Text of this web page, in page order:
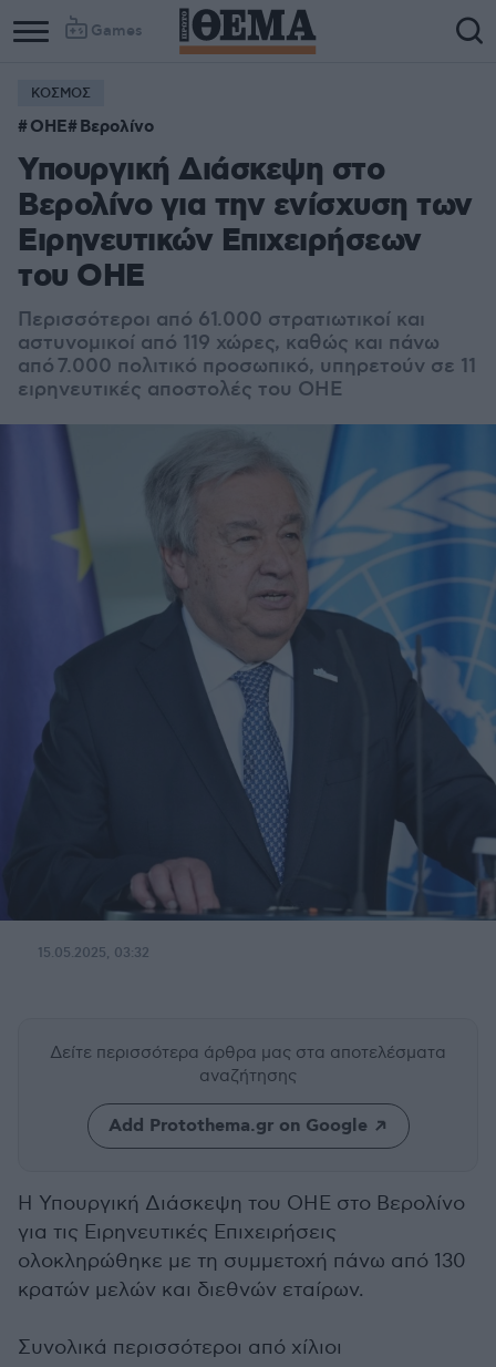
Games
Column
1
Column
2
ΚΟΣΜΟΣ
ΟΗΕ Βερολίνο
Υπουργική Διάσκεψη στο
Βερολίνο για την ενίσχυση των
Ειρηνευτικών Επιχειρήσεων
του ΟΗΕ
Περισσότεροι από 61.000 στρατιωτικοί και
αστυνομικοί από 119 χώρες, καθώς και πάνω
από 7.000 πολιτικό προσωπικό, υπηρετούν σε 11
ειρηνευτικές αποστολές του ΟΗΕ
15.05.2025, 03:32
Δείτε περισσότερα άρθρα μας στα αποτελέσματα
αναζήτησης
Add Protothema.gr on Google
Η Υπουργική Διάσκεψη του ΟΗΕ στο Βερολίνο
για τις Ειρηνευτικές Επιχειρήσεις
ολοκληρώθηκε με τη συμμετοχή πάνω από 130
κρατών μελών και διεθνών εταίρων.
Συνολικά περισσότεροι από χίλιοι